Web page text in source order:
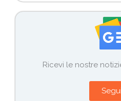
Ricevi le nostre